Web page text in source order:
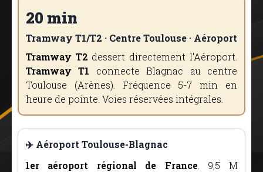
20 min
Tramway T1/T2 · Centre Toulouse · Aéroport
Tramway T2 dessert directement l'Aéroport.
Tramway T1 connecte Blagnac au centre
Toulouse (Arènes). Fréquence 5-7 min en
heure de pointe. Voies réservées intégrales.
✈️ Aéroport Toulouse-Blagnac
1er aéroport régional de France . 9,5 M